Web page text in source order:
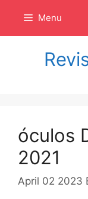
isi
Menu
óculos
2021
April 02 2023